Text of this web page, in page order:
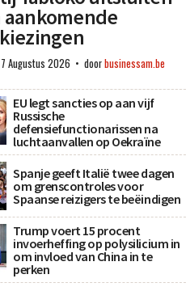
aankomende
Augustus 2026 doorbusinessam.be
EU legt sancties op aan vijf
Russische
defensiefunctionarissen na
luchtaanvallen op Oekraïne
Spanje geeft Italië twee dagen
om grenscontroles voor
Spaanse reizigers te beëindigen
Trump voert 15 procent
invoerheffing op polysilicium in
om invloed van China in te
perken